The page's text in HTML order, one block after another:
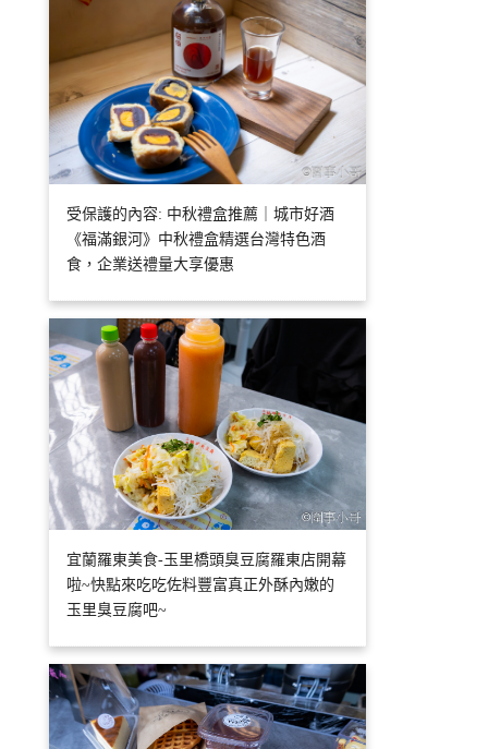
受保護的內容: 中秋禮盒推薦｜城市好酒
《福滿銀河》中秋禮盒精選台灣特色酒
食，企業送禮量大享優惠
宜蘭羅東美食-玉里橋頭臭豆腐羅東店開幕
啦~快點來吃吃佐料豐富真正外酥內嫩的
玉里臭豆腐吧~